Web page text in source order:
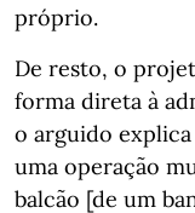
próprio.
De resto, o
forma direta à
o arguido
uma operação
balcão [de um